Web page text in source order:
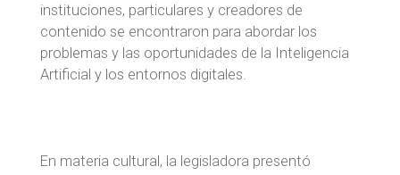
instituciones, particulares y creadores de
contenido se encontraron para abordar los
problemas y las oportunidades de la Inteligencia
Artificial y los entornos digitales.
En materia cultural, la legisladora presentó